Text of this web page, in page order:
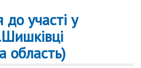
участі у
область)